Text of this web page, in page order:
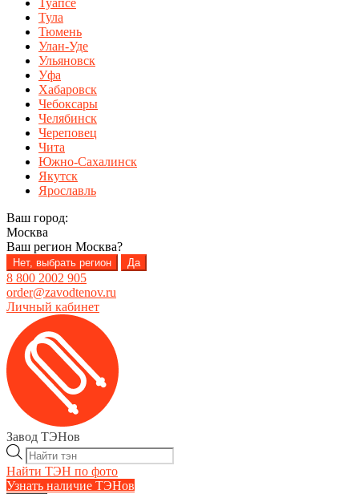
Тула
Тюмень
Улан-Уде
Ульяновск
Уфа
Хабаровск
Чебоксары
Челябинск
Череповец
Чита
Южно-Сахалинск
Якутск
Ярославль
Ваш город:
Москва
Ваш регион Москва?
Нет, выбрать регион Да
8 800 2002 905
order@zavodtenov.ru
Личный кабинет
Перейти
навигации
Перейти
содержимому
Завод ТЭНов
Поиск
товаров
Найти ТЭН по фото
Узнать наличие ТЭНов